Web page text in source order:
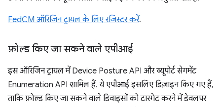
FedCM ऑरिजिन ट्रायल के लिए रजिस्टर करें.
फ़ोल्ड किए जा सकने वाले एपीआई
इस ऑरिजिन ट्रायल में Device Posture API और व्यूपोर्ट सेगमेंट
Enumeration API शामिल हैं. ये एपीआई इसलिए डिज़ाइन किए गए हैं,
ताकि फ़ोल्ड किए जा सकने वाले डिवाइसों को टारगेट करने में डेवलपर